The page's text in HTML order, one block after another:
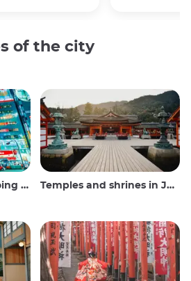
of the city
Temples and shrines in Japan